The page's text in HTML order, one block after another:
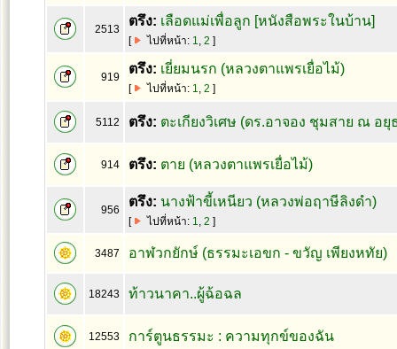
2513
ตรึง: เลือดแม่เพื่อลูก [หนังสือพระในบ้าน]
[ ไปที่หน้า: 1, 2 ]
919
ตรึง: เยี่ยมนรก (หลวงตาแพรเยื่อไม้)
[ ไปที่หน้า: 1, 2 ]
5112 ตรึง: ตะเกียงวิเศษ (ดร.อาจอง ชุมสาย ณ อยุ
914 ตรึง: ตาย (หลวงตาแพรเยื่อไม้)
956
ตรึง: นางฟ้าขี้เหนียว (หลวงพ่อฤาษีลิงดำ)
[ ไปที่หน้า: 1, 2 ]
3487 อาฬวกยักษ์ (ธรรมะเอขก - ขวัญ เพียงหทัย)
18243 ท้าวนาคา..ผู้ฉ้อฉล
12553 การ์ตูนธรรมะ : ความทุกข์ของฉัน